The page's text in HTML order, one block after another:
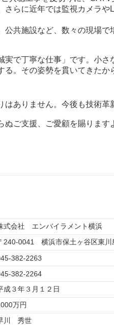
さらに近年では監視カメラ
公共施設など、数々の現場
実で丁寧な仕事」です。小
る。その姿勢を貫いてきた
はありません。今後も技術
ご支援、ご愛顧を賜ります
式会社 エンバイラメント横浜
240-0041 横浜市保土ヶ谷区東川
382-2263
382-2264
成３年３月１２日
万円
川 秀世